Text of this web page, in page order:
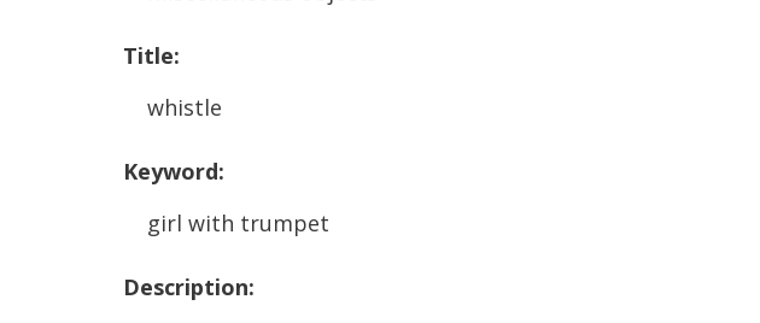
Title:
whistle
Keyword:
girl with trumpet
Description: